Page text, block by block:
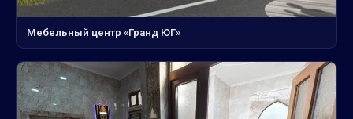
Мебельный центр «Гранд ЮГ»